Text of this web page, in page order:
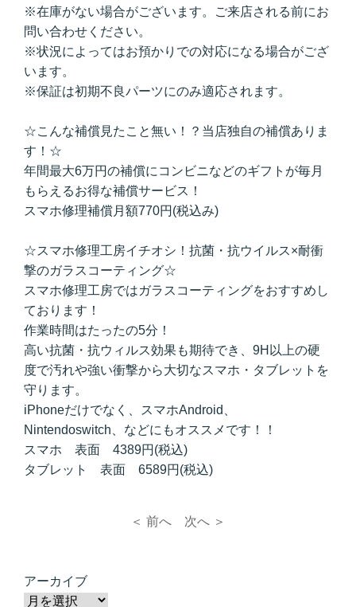
※在庫がない場合がございます。ご来店される前にお
問い合わせください。
※状況によってはお預かりでの対応になる場合がござ
います。
※保証は初期不良パーツにのみ適応されます。
☆こんな補償見たこと無い！？当店独自の補償ありま
す！☆
年間最大6万円の補償にコンビニなどのギフトが毎月
もらえるお得な補償サービス！
スマホ修理補償月額770円(税込み)
☆スマホ修理工房イチオシ！抗菌・抗ウイルス×耐衝
撃のガラスコーティング☆
スマホ修理工房ではガラスコーティングをおすすめし
ております！
作業時間はたったの5分！
高い抗菌・抗ウィルス効果も期待でき、9H以上の硬
度で汚れや強い衝撃から大切なスマホ・タブレットを
守ります。
iPhoneだけでなく、スマホAndroid、
Nintendoswitch、などにもオススメです！！
スマホ 表面 4389円(税込)
タブレット 表面 6589円(税込)
＜ 前へ 次へ ＞
アーカイブ